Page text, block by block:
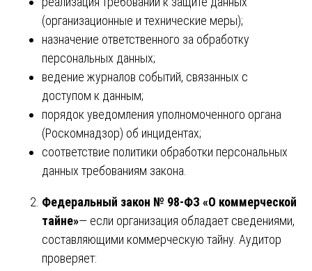
(организационные и технические меры);
назначение ответственного за обработку
персональных данных;
ведение журналов событий, связанных с
доступом к данным;
порядок уведомления уполномоченного органа
(Роскомнадзор) об инцидентах;
соответствие политики обработки персональных
данных требованиям закона.
Федеральный закон № 98-ФЗ «О коммерческой
тайне»— если организация обладает сведениями,
составляющими коммерческую тайну. Аудитор
проверяет: